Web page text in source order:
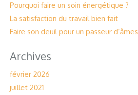
Pourquoi faire un soin énergétique ?
La satisfaction du travail bien fait
Faire son deuil pour un passeur d’âmes
Archives
février 2026
juillet 2021